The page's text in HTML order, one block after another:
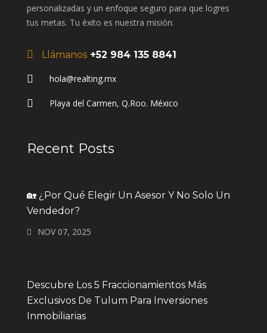
personalizadas y un enfoque seguro para que logres
tus metas. Tu éxito es nuestra misión.
Llámanos +52 984 135 8841
hola@realting.mx
Playa del Carmen, Q.Roo. México
Recent Posts
🏡 ¿Por Qué Elegir Un Asesor Y No Solo Un
Vendedor?
NOV 07, 2025
Descubre Los 5 Fraccionamientos Más
Exclusivos De Tulum Para Inversiones
Inmobiliarias